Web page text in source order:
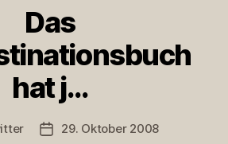
Das
hat j…
Veröffentlichungsdatum
29. Oktober 2008